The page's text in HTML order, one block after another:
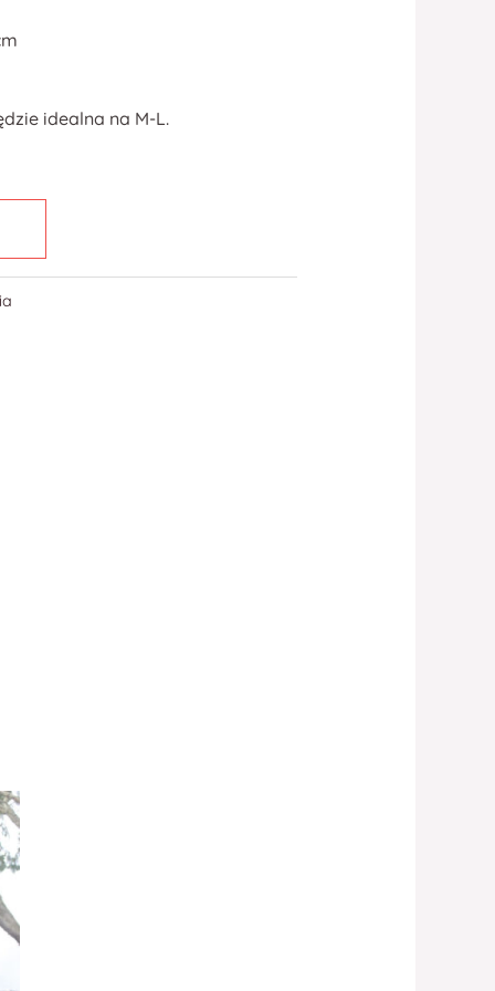
idealna na M-L.